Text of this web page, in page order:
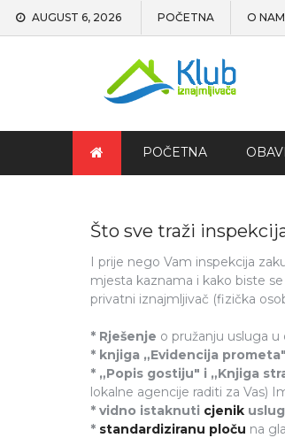
AUGUST 6, 2026 POČETNA O
POČETNA
Što sve traži
I prije nego Vam inspekcija
mjesta kaznama i kako biste
privatni iznajmljivač (fizička
* Rješenje o pružanju usluga
* knjiga „Evidencija prometa"
* „Popis gostiju" i „Knjiga
lokalne agencije raditi za Vas)
* vidno istaknuti cjenik
* standardiziranu ploču na